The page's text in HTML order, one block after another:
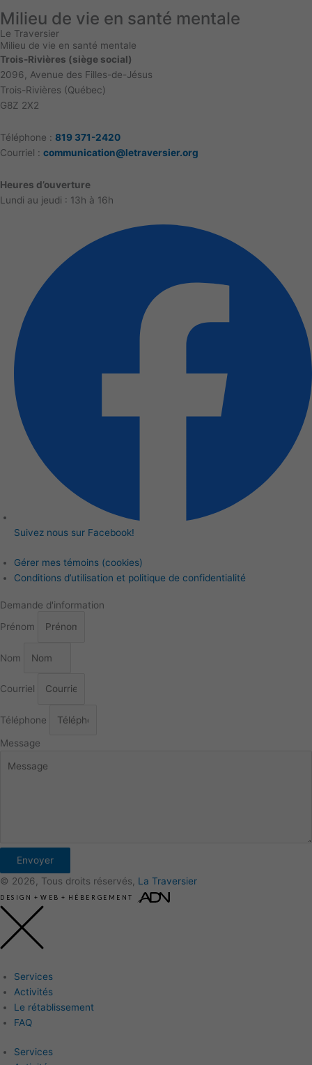
Milieu de vie en santé mentale
Le Traversier
Milieu de vie en santé mentale
Trois-Rivières (siège social)
2096, Avenue des Filles-de-Jésus
Trois-Rivières (Québec)
G8Z 2X2
Téléphone : 819 371-2420
Courriel : communication@letraversier.org
Heures d’ouverture
Lundi au jeudi : 13h à 16h
Suivez nous sur Facebook!
Gérer mes témoins (cookies)
Conditions d’utilisation et politique de confidentialité
Demande d'information
Prénom
Nom
Courriel
Téléphone
Message
Envoyer
© 2026, Tous droits réservés, La Traversier
DESIGN + WEB + HÉBERGEMENT
Services
Activités
Le rétablissement
FAQ
Services